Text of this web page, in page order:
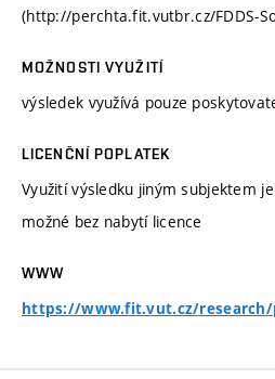
(http://perchta.fit.vutbr.cz/FDDS-
MOŽNOSTI VYUŽITÍ
výsledek využívá pouze
LICENČNÍ POPLATEK
Využití výsledku jiným subjektem
možné bez nabytí licence
WWW
https://www.fit.vut.cz/